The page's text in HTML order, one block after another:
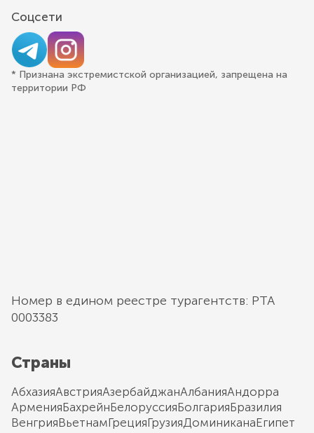
Соцсети
* Признана экстремистской организацией, запрещена на
территории РФ
Номер в едином реестре турагентств: РТА
0003383
Страны
АбхазияАвстрияАзербайджанАлбанияАндорра
АрменияБахрейнБелоруссияБолгарияБразилия
ВенгрияВьетнамГрецияГрузияДоминиканаЕгипет